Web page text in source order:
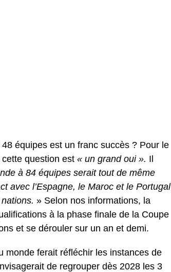
équipes est un franc succès ? Pour le
question est « un grand oui ». Il
à 84 équipes serait tout de même
avec l’Espagne, le Maroc et le Portugal
» Selon nos informations, la
à la phase finale de la Coupe
et se dérouler sur un an et demi.
monde ferait réfléchir les instances de
de regrouper dès 2028 les 3